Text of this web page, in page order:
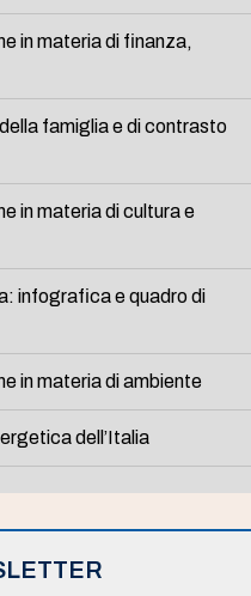
in materia di finanza,
famiglia e di contrasto
in materia di cultura e
infografica e quadro di
in materia di ambiente
dell’Italia